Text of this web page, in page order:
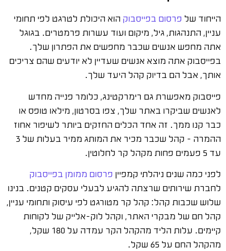
הייחוד של פרסום בפייסבוק הוא היכולת לטרגט לפי תחומי
עניין, התנהגות, גיל, מיקום ועוד עשרות פרמטרים. בגוגל
אתה מחפש אנשים שכבר מחפשים את הפתרון שלך.
בפייסבוק אתה מוצא אנשים שעדיין לא יודעים שהם צריכים
אותך, אבל הם בדיוק קהל היעד שלך.
פייסבוק מאפשרת גם רימרקטינג, כלומר פנייה מחדש
לאנשים שביקרו באתר שלך, צפו בסרטון, מילאו טופס או
כבר קנו ממך. זה אחד הכלים החזקים ביותר לשיפור אחוז
ההמרה – קהל שכבר מכיר את המותג ממיר בעלות של 3
עד 5 פעמים פחות מקהל קר לחלוטין.
לפני כמה שנים ניהלתי קמפיין פרסום ממומן בפייסבוק
לחברת שירותים שרצתה להגיע לבעלי עסקים קטנים. בנינו
שלוש שכבות קהל: קהל קר מטורגט לפי עיסוק ותחומי עניין,
קהל חם של מבקרי האתר, וקהל לוק-אלייק של לקוחות
קיימים. עלות הליד מהקהל הקר עמדה על 180 שקל,
מהקהל החם על 65 שקל.